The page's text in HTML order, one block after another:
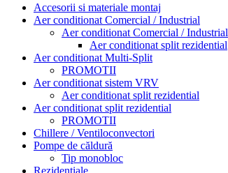
Accesorii si materiale montaj
Aer conditionat Comercial / Industrial
Aer conditionat Comercial / Industrial
Aer conditionat split rezidential
Aer conditionat Multi-Split
PROMOTII
Aer conditionat sistem VRV
Aer conditionat split rezidential
Aer conditionat split rezidential
PROMOTII
Chillere / Ventiloconvectori
Pompe de căldură
Tip monobloc
Rezidențiale